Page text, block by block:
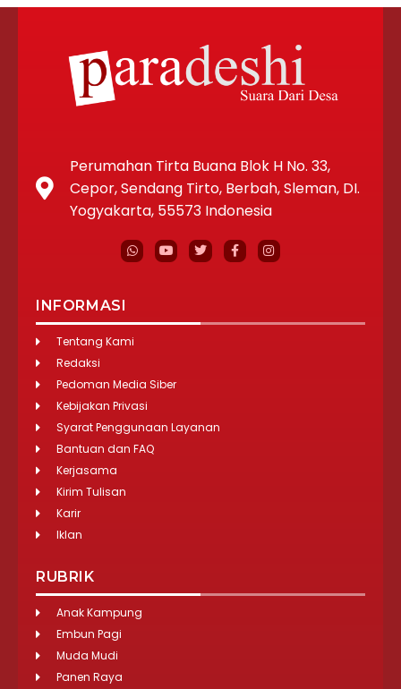
Perumahan Tirta Buana Blok H No. 33,
Cepor, Sendang Tirto, Berbah, Sleman, DI.
Yogyakarta, 55573 Indonesia
INFORMASI
Tentang Kami
Redaksi
Pedoman Media Siber
Kebijakan Privasi
Syarat Penggunaan Layanan
Bantuan dan FAQ
Kerjasama
Kirim Tulisan
Karir
Iklan
RUBRIK
Anak Kampung
Embun Pagi
Muda Mudi
Panen Raya